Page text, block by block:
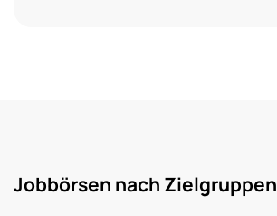
Jobbörsen nach Zielgruppen